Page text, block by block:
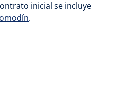
inicial se incluye
.